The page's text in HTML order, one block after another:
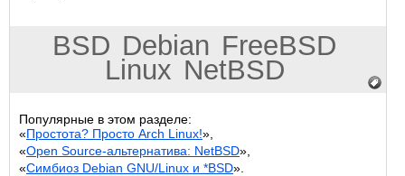
BSD Debian FreeBSD
Linux NetBSD
Популярные в этом разделе:
«Простота? Просто Arch Linux!»,
«Open Source-альтернатива: NetBSD»,
«Симбиоз Debian GNU/Linux и *BSD».